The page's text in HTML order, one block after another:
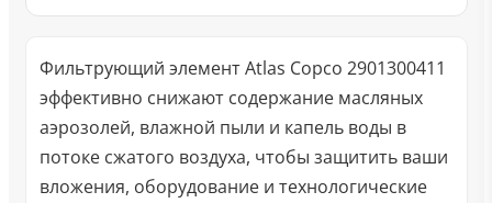
Фильтрующий элемент Atlas Copco 2901300411
эффективно снижают содержание масляных
аэрозолей, влажной пыли и капель воды в
потоке сжатого воздуха, чтобы защитить ваши
вложения, оборудование и технологические